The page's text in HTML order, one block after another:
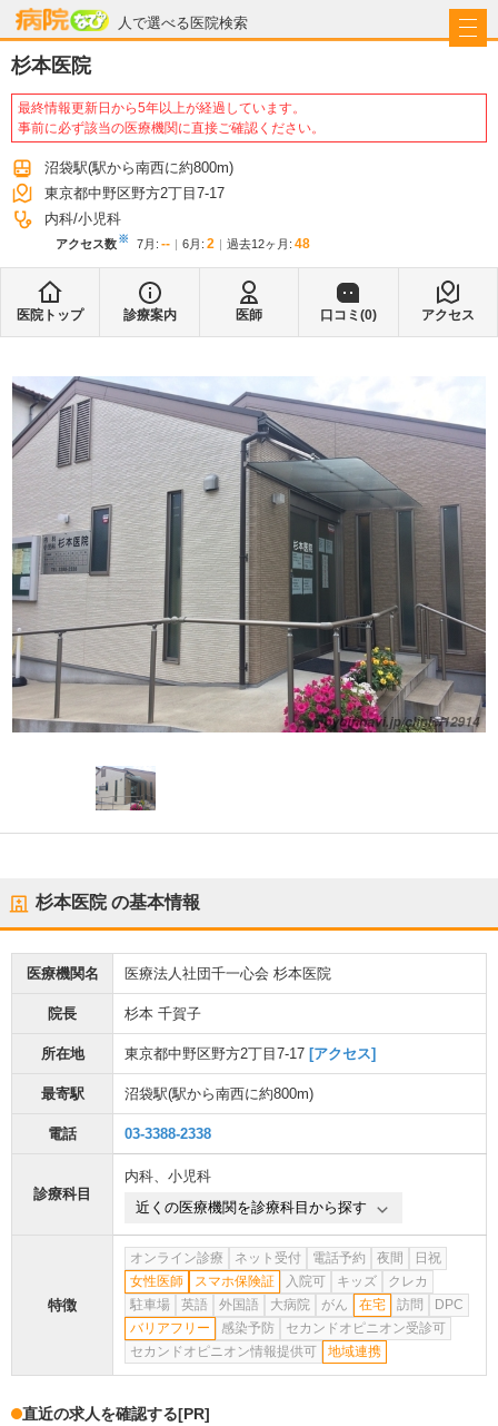
人で選べる医院検索
病院なび
杉本医院
最終情報更新日から5年以上が経過しています。
事前に必ず該当の医療機関に直接ご確認ください。
沼袋駅(駅から南西に約800m)
東京都中野区野方2丁目7-17
内科 小児科
アクセス数※ 7月 : -- 6月 : 2 過去12ヶ月: 48
医院トップ 診療案内 医師 口コミ(0) アクセス
杉本医院の基本情報
医療機関名 医療法人社団千一心会 杉本医院
院長 杉本 千賀子
所在地 東京都中野区野方2丁目7-17 [アクセス]
最寄駅 沼袋駅(駅から南西に約800m)
電話 03-3388-2338
診療科目
内科、 小児科
近くの医療機関を診療科目から探す
特徴
オンライン診療 ネット受付 電話予約 夜間
日祝
女性医師
スマホ保険証 入院可 キッズ
クレカ
駐車場
英語 外国語 大病院 がん 在宅 訪問
DPC
バリアフリー
感染予防
セカンドオピニオン受診可
セカンドオピニオン情報提供可
地域連携
直近の求人を確認する[PR]